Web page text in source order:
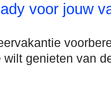
voor jouw
wilt genieten van